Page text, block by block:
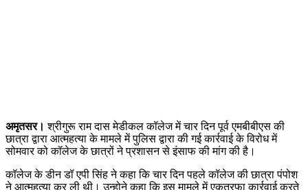
अमृतसर। श्रीगुरू राम दास मेडीकल कॉलेज में चार दिन पूर्व एमबीबीएस की
छात्रा द्वारा आत्महत्या के मामले में पुलिस द्वारा की गई कार्रवाई के विरोध में
सोमवार को कॉलेज के छात्रों ने प्रशासन से इंसाफ की मांग की है।
कॉलेज के डीन डॉ एपी सिंह ने कहा कि चार दिन पहले कॉलेज की छात्रा पंपोश
ने आत्महत्या कर ली थी। उन्होने कहा कि इस मामले में एकतरफा कार्रवाई करते